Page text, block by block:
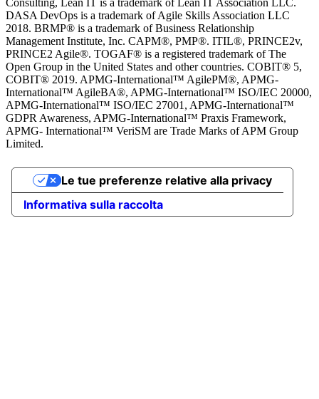
DASA DevOps is a trademark of Agile Skills Association LLC
2018. BRMP® is a trademark of Business Relationship
Management Institute, Inc. CAPM®, PMP®. ITIL®, PRINCE2v,
PRINCE2 Agile®. TOGAF® is a registered trademark of The
Open Group in the United States and other countries. COBIT® 5,
COBIT® 2019. APMG-International™ AgilePM®, APMG-
International™ AgileBA®, APMG-International™ ISO/IEC 20000,
APMG-International™ ISO/IEC 27001, APMG-International™
GDPR Awareness, APMG-International™ Praxis Framework,
APMG- International™ VeriSM are Trade Marks of APM Group
Limited.
Informativa sulla raccolta
Le tue preferenze relative alla privacy